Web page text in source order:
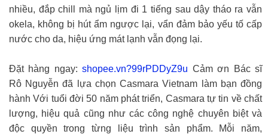
nhiều, đắp chill mà ngủ lịm đi 1 tiếng sau dậy tháo ra vẫn
okela, không bị hút ẩm ngược lại, vẩn đảm bảo yếu tố cấp
nước cho da, hiệu ứng mát lạnh vẫn đọng lại. ️
Đặt hàng ngay:shopee.vn?99rPDDyZ9u Cảm ơn Bác sĩ
Rô Nguyễn đã lựa chọn Casmara Vietnam làm bạn đồng
hành Với tuổi đời 50 năm phát triển, Casmara tự tin về chất
lượng, hiệu quả cũng như các công nghệ chuyên biệt và
độc quyền trong từng liệu trình sản phẩm. Mỗi năm,